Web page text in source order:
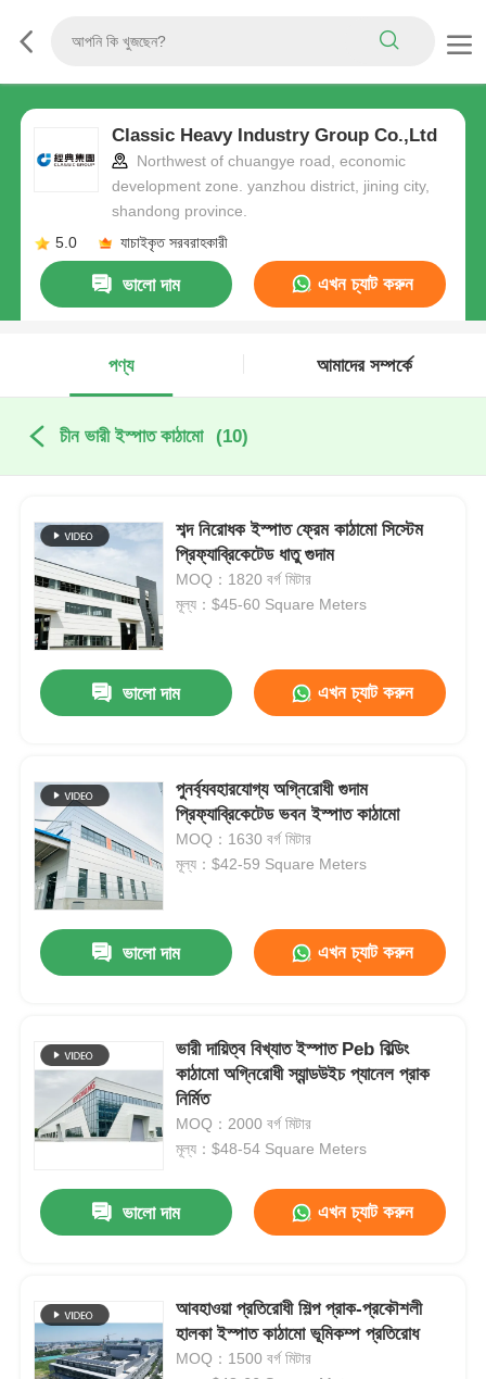
Classic Heavy Industry Group Co.,Ltd
Northwest of chuangye road, economic
development zone. yanzhou district, jining city,
shandong province.
5.0
যাচাইকৃত সরবরাহকারী
ভালো দাম এখন চ্যাট করুন
পণ্য আমাদের সম্পর্কে
চীন ভারী ইস্পাত কাঠামো (10)
শব্দ নিরোধক ইস্পাত ফ্রেম কাঠামো সিস্টেম
প্রিফ্যাব্রিকেটেড ধাতু গুদাম
MOQ：1820 বর্গ মিটার
মূল্য：$45-60 Square Meters
ভালো দাম এখন চ্যাট করুন
পুনর্ব্যবহারযোগ্য অগ্নিরোধী গুদাম
প্রিফ্যাব্রিকেটেড ভবন ইস্পাত কাঠামো
MOQ：1630 বর্গ মিটার
মূল্য：$42-59 Square Meters
ভালো দাম এখন চ্যাট করুন
ভারী দায়িত্ব বিখ্যাত ইস্পাত Peb বিল্ডিং
কাঠামো অগ্নিরোধী স্যান্ডউইচ প্যানেল প্রাক
নির্মিত
MOQ：2000 বর্গ মিটার
মূল্য：$48-54 Square Meters
ভালো দাম এখন চ্যাট করুন
আবহাওয়া প্রতিরোধী শিল্প প্রাক-প্রকৌশলী
হালকা ইস্পাত কাঠামো ভূমিকম্প প্রতিরোধ
MOQ：1500 বর্গ মিটার